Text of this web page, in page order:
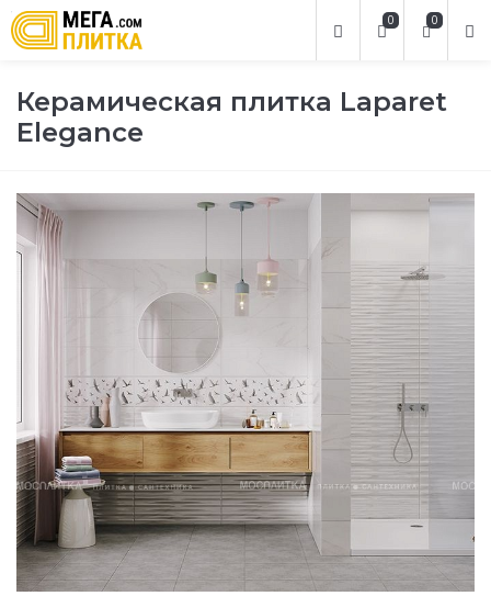
0
0
Керамическая плитка Laparet
Elegance